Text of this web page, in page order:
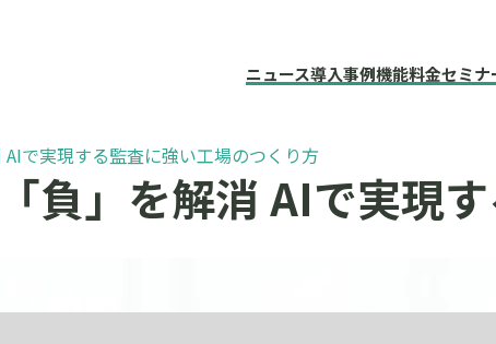
ニュース導入事例機能料金セミナ
で実現する監査に強い工場のつくり方
負」を解消 AIで実現